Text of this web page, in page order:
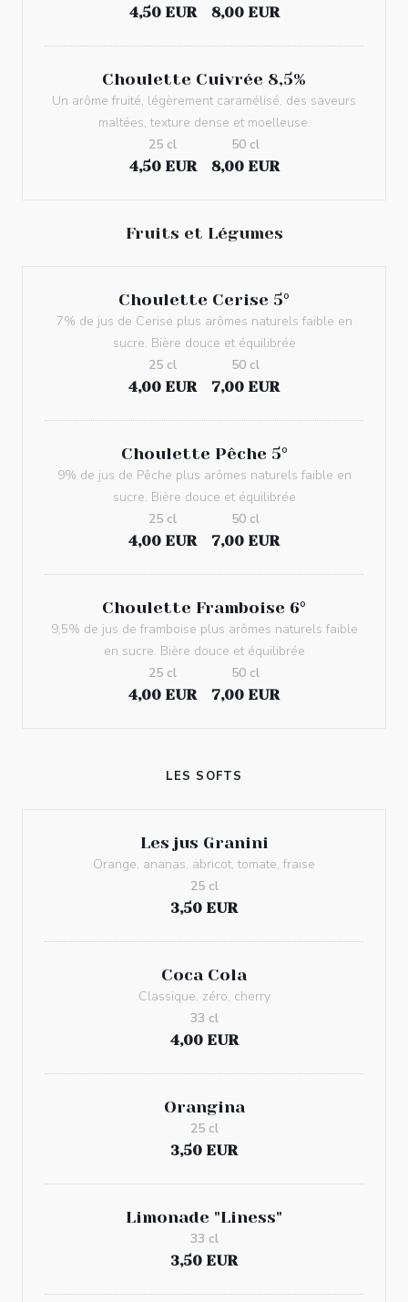
4,50 EUR
8,00 EUR
Choulette Cuivrée 8,5%
Un arôme fruité, légèrement caramélisé, des saveurs
maltées, texture dense et moelleuse.
4,50 EUR
25 cl
8,00 EUR
50 cl
Fruits et Légumes
Choulette Cerise 5°
7% de jus de Cerise plus arômes naturels faible en
sucre. Bière douce et équilibrée
4,00 EUR
25 cl
7,00 EUR
50 cl
Choulette Pêche 5°
9% de jus de Pêche plus arômes naturels faible en
sucre. Bière douce et équilibrée
4,00 EUR
25 cl
7,00 EUR
50 cl
Choulette Framboise 6°
9,5% de jus de framboise plus arômes naturels faible
en sucre. Bière douce et équilibrée
4,00 EUR
25 cl
7,00 EUR
50 cl
LES SOFTS
Les jus Granini
Orange, ananas, abricot, tomate, fraise
3,50 EUR
25 cl
Coca Cola
Classique, zéro, cherry
4,00 EUR
33 cl
Orangina
3,50 EUR
25 cl
Limonade "Liness"
3,50 EUR
33 cl